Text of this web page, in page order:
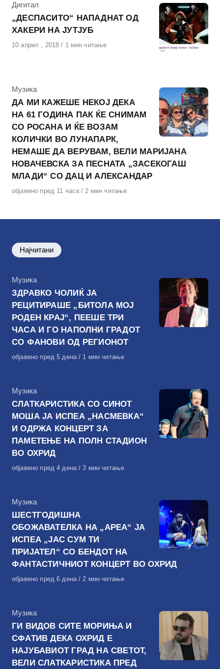
КАтегорија
Дигитал
„ДЕСПАСИТО“ НАПАДНАТ ОД
ХАКЕРИ НА ЈУТЈУБ
Објавено
10 април , 2018 1 мин читање
КАтегорија
Музика
ДА МИ КАЖЕШЕ НЕКОЈ ДЕКА
НА 61 ГОДИНА ПАК ЌЕ СНИМАМ
СО РОСАНА И ЌЕ ВОЗАМ
КОЛИЧКИ ВО ЛУНАПАРК,
НЕМАШЕ ДА ВЕРУВАМ, ВЕЛИ МАРИЈАНА
НОВАЧЕВСКА ЗА ПЕСНАТА „ЗАСЕКОГАШ
МЛАДИ“ СО ДАЦ И АЛЕКСАНДАР
Објавено
објавено пред 11 часа 2 мин читање
Најчитани
КАтегорија
Музика
ЗДРАВКО ЧОЛИЌ ЈА
РЕЦИТИРАШЕ „БИТОЛА МОЈ
РОДЕН КРАЈ“, ПЕЕШЕ ТРИ
ЧАСА И ГО НАПОЛНИ ГРАДОТ
СО ФАНОВИ ОД РЕГИОНОТ
Објавено
објавено пред 5 дена 1 мин читање
КАтегорија
Музика
СЛАТКАРИСТИКА СО СИНОТ
МОША ЈА ИСПЕА „НАСМЕВКА“
И ОДРЖА КОНЦЕРТ ЗА
ПАМЕТЕЊЕ НА ПОЛН СТАДИОН
ВО ОХРИД
Објавено
објавено пред 4 дена 3 мин читање
КАтегорија
Музика
ШЕСТГОДИШНА
ОБОЖАВАТЕЛКА НА „АРЕА“ ЈА
ИСПЕА „ЈАС СУМ ТИ
ПРИЈАТЕЛ“ СО БЕНДОТ НА
ФАНТАСТИЧНИОТ КОНЦЕРТ ВО ОХРИД
Објавено
објавено пред 6 дена 2 мин читање
КАтегорија
Музика
ГИ ВИДОВ СИТЕ МОРИЊА И
СФАТИВ ДЕКА ОХРИД Е
НАЈУБАВИОТ ГРАД НА СВЕТОТ,
ВЕЛИ СЛАТКАРИСТИКА ПРЕД